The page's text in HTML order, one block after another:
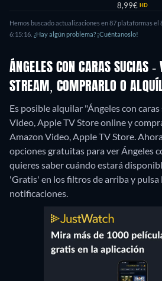
8,99€ HD
Hemos buscado actualizaciones en 87 plataformas el
6:15:16. ¿Hay algún problema? ¡Cuéntanoslo!
ÁNGELES CON CARAS SUCIAS -
STREAM, COMPRARLO O
Es posible alquilar "Ángeles con
Video, Apple TV Store online y
Amazon Video, Apple TV Store.
opciones gratuitas para ver Ángeles
quieres saber cuándo estará
'Gratis' en los filtros de arriba y pulsa
notificaciones.